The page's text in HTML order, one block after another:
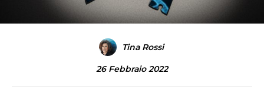
Tina Rossi
26 Febbraio 2022